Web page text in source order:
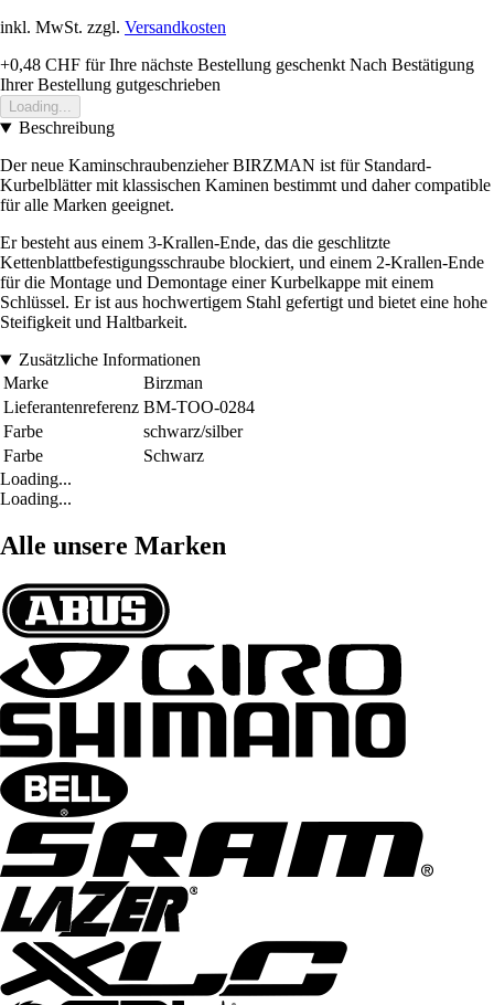
inkl. MwSt. zzgl. Versandkosten
+0,48 CHF für Ihre nächste Bestellung geschenkt Nach Bestätigung
Ihrer Bestellung gutgeschrieben
Loading...
Beschreibung
Der neue Kaminschraubenzieher BIRZMAN ist für Standard-
Kurbelblätter mit klassischen Kaminen bestimmt und daher compatible
für alle Marken geeignet.
Er besteht aus einem 3-Krallen-Ende, das die geschlitzte
Kettenblattbefestigungsschraube blockiert, und einem 2-Krallen-Ende
für die Montage und Demontage einer Kurbelkappe mit einem
Schlüssel. Er ist aus hochwertigem Stahl gefertigt und bietet eine hohe
Steifigkeit und Haltbarkeit.
Zusätzliche Informationen
Marke
Birzman
Lieferantenreferenz BM-TOO-0284
Farbe
schwarz/silber
Farbe
Schwarz
Loading...
Loading...
Alle unsere Marken